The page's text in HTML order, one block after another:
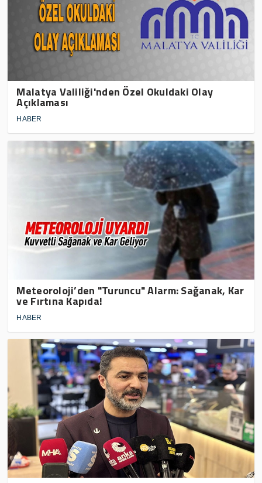
Malatya Valiliği'nden Özel Okuldaki Olay
Açıklaması
HABER
Meteoroloji’den "Turuncu" Alarm: Sağanak, Kar
ve Fırtına Kapıda!
HABER